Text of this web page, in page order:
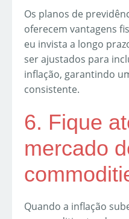
Os planos de
oferecem vantagens
eu invista a longo
ser ajustados para
inflação, garantindo
consistente.
6. Fique
mercado
Quando a inflação